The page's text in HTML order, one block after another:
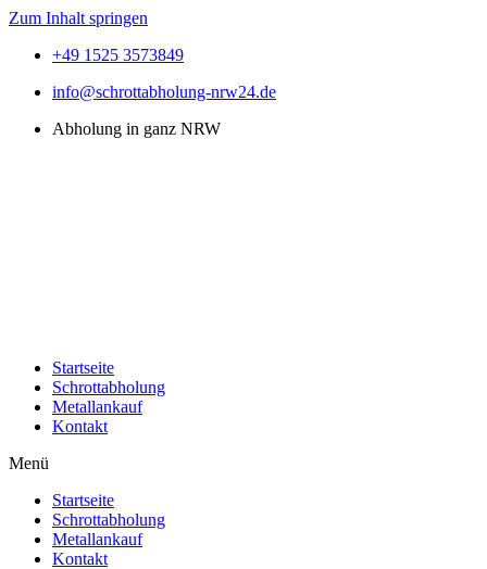
Zum Inhalt springen
+49 1525 3573849
info@schrottabholung-nrw24.de
Abholung in ganz NRW
Startseite
Schrottabholung
Metallankauf
Kontakt
Menü
Startseite
Schrottabholung
Metallankauf
Kontakt